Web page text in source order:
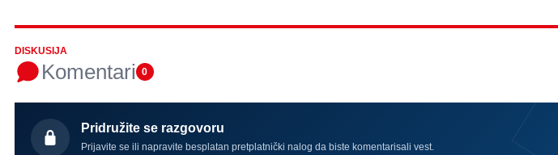
DISKUSIJA
Komentari 0
Pridružite se razgovoru
Prijavite se ili napravite besplatan pretplatnički nalog da biste komentarisali vest.